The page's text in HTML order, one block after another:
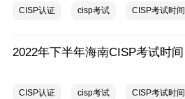
CISP认证 cisp考试 CISP考试时间
2022年下半年海南CISP考试时间
CISP认证 cisp考试 CISP考试时间